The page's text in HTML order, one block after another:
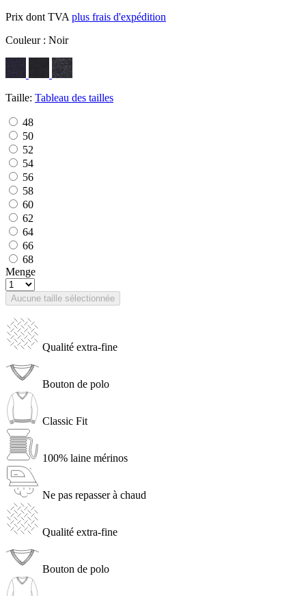
Prix dont TVA plus frais d'expédition
Couleur : Noir
Taille: Tableau des tailles
48
50
52
54
56
58
60
62
64
66
68
Menge
Aucune taille sélectionnée
Qualité extra-fine
Bouton de polo
Classic Fit
100% laine mérinos
Ne pas repasser à chaud
Qualité extra-fine
Bouton de polo